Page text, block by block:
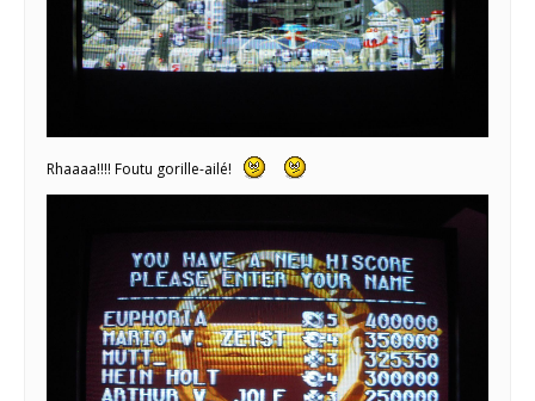
Rhaaaa!!!! Foutu gorille-ailé!